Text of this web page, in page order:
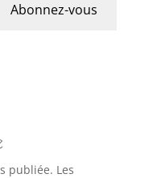
Abonnez-vous
publiée. Les